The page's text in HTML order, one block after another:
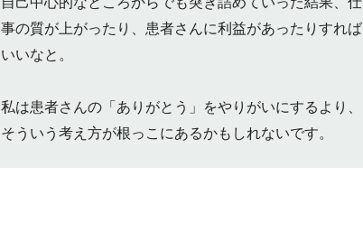
事の質が上がったり、患者さんに利益があったりすれば
いいなと。
私は患者さんの「ありがとう」をやりがいにするより、
そういう考え方が根っこにあるかもしれないです。